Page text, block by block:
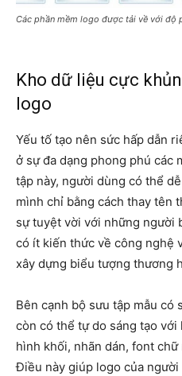
Các phần mềm logo được tải về với độ
Kho dữ liệu cực
logo
Yếu tố tạo nên sức hấp dẫn
ở sự đa dạng phong phú các
tập này, người dùng có thể
mình chỉ bằng cách thay tên
sự tuyệt vời với những người
có ít kiến thức về công nghệ
xây dựng biểu tượng thương
Bên cạnh bộ sưu tập mẫu có
còn có thể tự do sáng tạo với
hình khối, nhãn dán, font chữ
Điều này giúp logo của